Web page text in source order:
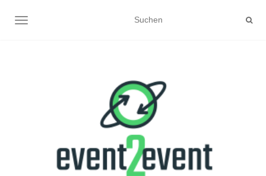
NAVIGATION UMSCHALTEN